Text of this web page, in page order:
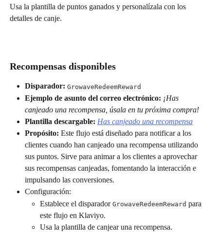
Usa la plantilla de puntos ganados y personalízala con los
detalles de canje.
Recompensas disponibles
Disparador: GrowaveRedeemReward
Ejemplo de asunto del correo electrónico: ¡Has
canjeado una recompensa, úsala en tu próxima compra!
Plantilla descargable: Has canjeado una recompensa
Propósito: Este flujo está diseñado para notificar a los
clientes cuando han canjeado una recompensa utilizando
sus puntos. Sirve para animar a los clientes a aprovechar
sus recompensas canjeadas, fomentando la interacción e
impulsando las conversiones.
Configuración:
Establece el disparador GrowaveRedeemReward para
este flujo en Klaviyo.
Usa la plantilla de canjear una recompensa.